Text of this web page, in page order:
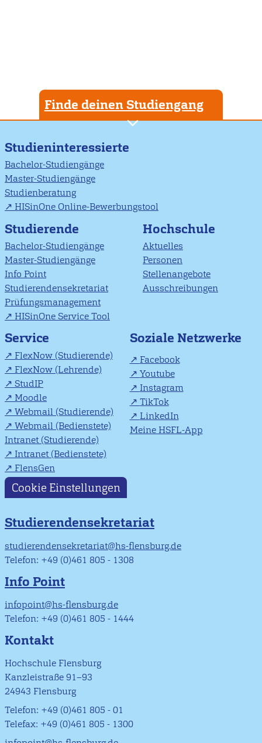
Finde deinen Studiengang
Studieninteressierte
Bachelor-Studiengänge
Master-Studiengänge
Studienberatung
HISinOne Online-Bewerbungstool
Studierende
Bachelor-Studiengänge
Master-Studiengänge
Info Point
Studierendensekretariat
Prüfungsmanagement
HISinOne Service Tool
Hochschule
Aktuelles
Personen
Stellenangebote
Ausschreibungen
Service
FlexNow (Studierende)
FlexNow (Lehrende)
StudIP
Moodle
Webmail (Studierende)
Webmail (Bedienstete)
Intranet (Studierende)
Intranet (Bedienstete)
FlensGen
Soziale Netzwerke
Facebook
Youtube
Instagram
TikTok
LinkedIn
Meine HSFL-App
Cookie Einstellungen
Studierendensekretariat
studierendensekretariat@hs-flensburg.de
Telefon: +49 (0)461 805 - 1308
Info Point
infopoint@hs-flensburg.de
Telefon: +49 (0)461 805 - 1444
Kontakt
Hochschule Flensburg
Kanzleistraße 91–93
24943 Flensburg
Telefon: +49 (0)461 805 - 01
Telefax: +49 (0)461 805 - 1300